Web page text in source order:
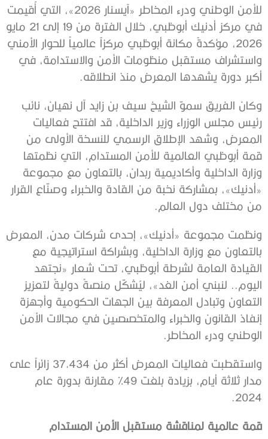
للأمن الوطني ودرء المخاطر «آيسنار 2026»، التي أُقيمت
في مركز أدنيك أبوظبي، خلال الفترة من 19 إلى 21 مايو
2026، مؤكدةً مكانة أبوظبي مركزاً عالمياً للحوار الأمني
واستشراف مستقبل منظومات الأمن والاستدامة، في
أكبر دورة يشهدها المعرض منذ انطلاقه.
وكان الفريق سموّ الشيخ سيف بن زايد آل نهيان، نائب
رئيس مجلس الوزراء وزير الداخلية، قد افتتح فعاليات
المعرض، وشهد الإطلاق الرسمي للنسخة الأولى من
قمة أبوظبي العالمية للأمن المستدام، التي نظمتها
وزارة الداخلية وأكاديمية ربدان، بالتعاون مع مجموعة
«أدنيك»، بمشاركة نخبة من القادة والخبراء وصنّاع القرار
من مختلف دول العالم.
ونظمت مجموعة «أدنيك»، إحدى شركات مدن، المعرض
بالتعاون مع وزارة الداخلية، وبشراكة استراتيجية مع
القيادة العامة لشرطة أبوظبي، تحت شعار «نجتهد
اليوم.. لنبني أمن الغد»، ليُشكّل منصةً دوليةً لتعزيز
التعاون وتبادل المعرفة بين الجهات الحكومية وأجهزة
إنفاذ القانون والخبراء والمتخصصين في مجالات الأمن
الوطني ودرء المخاطر.
واستقطبت فعاليات المعرض أكثر من 37,434 زائراً على
مدار ثلاثة أيام، بزيادة بلغت 49% مقارنة بدورة عام
2024.
قمة عالمية لمناقشة مستقبل الأمن المستدام